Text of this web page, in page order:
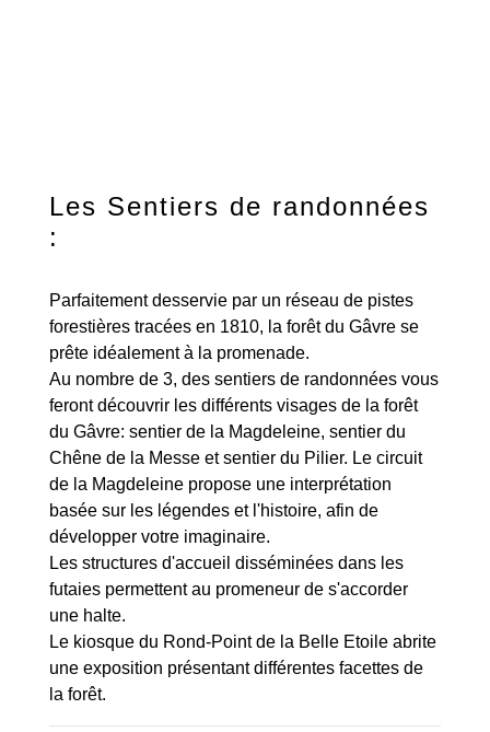
Les Sentiers de randonnées
:
Parfaitement desservie par un réseau de pistes
forestières tracées en 1810, la forêt du Gâvre se
prête idéalement à la promenade.
Au nombre de 3, des sentiers de randonnées vous
feront découvrir les différents visages de la forêt
du Gâvre: sentier de la Magdeleine, sentier du
Chêne de la Messe et sentier du Pilier. Le circuit
de la Magdeleine propose une interprétation
basée sur les légendes et l'histoire, afin de
développer votre imaginaire.
Les structures d'accueil disséminées dans les
futaies permettent au promeneur de s'accorder
une halte.
Le kiosque du Rond-Point de la Belle Etoile abrite
une exposition présentant différentes facettes de
la forêt.